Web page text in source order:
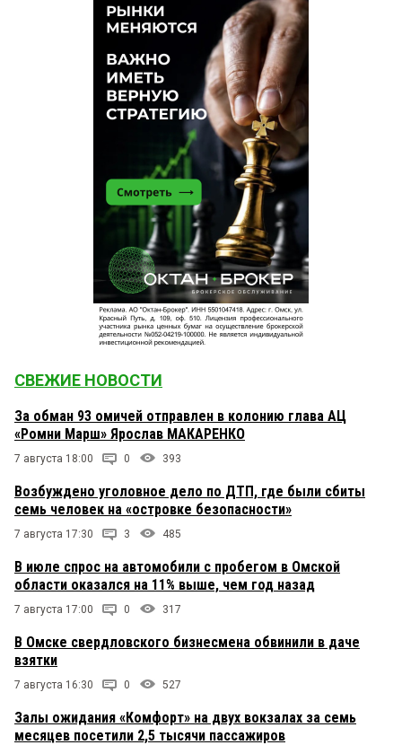
СВЕЖИЕ НОВОСТИ
За обман 93 омичей отправлен в колонию глава АЦ
«Ромни Марш» Ярослав МАКАРЕНКО
7 августа 18:00 0 393
Возбуждено уголовное дело по ДТП, где были сбиты
семь человек на «островке безопасности»
7 августа 17:30 3 485
В июле спрос на автомобили с пробегом в Омской
области оказался на 11% выше, чем год назад
7 августа 17:00 0 317
В Омске свердловского бизнесмена обвинили в даче
взятки
7 августа 16:30 0 527
Залы ожидания «Комфорт» на двух вокзалах за семь
месяцев посетили 2,5 тысячи пассажиров